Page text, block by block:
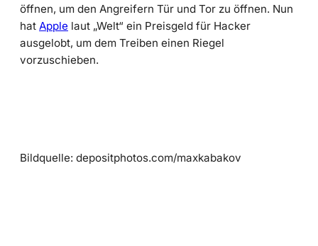
öffnen, um den Angreifern Tür und Tor zu öffnen. Nun
hat Apple laut „Welt“ ein Preisgeld für Hacker
ausgelobt, um dem Treiben einen Riegel
vorzuschieben.
Bildquelle: depositphotos.com/maxkabakov